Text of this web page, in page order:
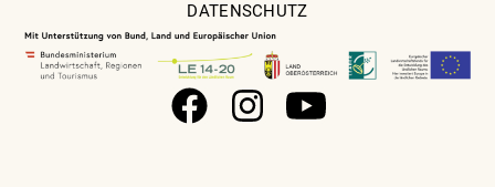
DATENSCHUTZ